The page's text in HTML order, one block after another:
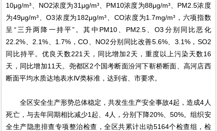
10μg/m³、NO2浓度为31μg/m³、PM10浓度为88μg/m³、PM2.5浓度
为49μg/m³、O3浓度为182μg/m³、CO浓度为1.7mg/m³，六项指数
呈“三升两降一持平”。其中PM10、PM2.5、O3分别同比恶化
22.2%、2.1%、1.7%，CO、NO2分别同比改善5.6%、3.1%，SO2
同比持平。优良天数221天，同比增加2天，重度以上污染天数16
天，同比增加11天。尧都区2个国考断面汾河下靳桥断面、高河店西
断面平均水质达地表水Ⅳ类标准，达到省、市要求。
全区安全生产形势总体稳定，共发生生产安全事故4起，造成4人
死亡，与去年同期相比减少1起、4人，分别下降20%、50%。组织安
全生产隐患排查专项整治检查，全区共累计出动5164个检查组，检